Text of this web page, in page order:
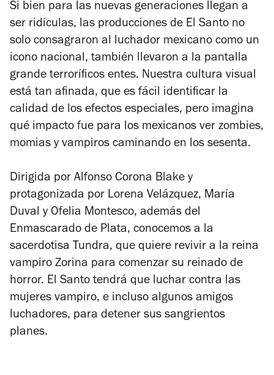
Si bien para las nuevas generaciones llegan a
ser ridículas, las producciones de El Santo no
solo consagraron al luchador mexicano como un
icono nacional, también llevaron a la pantalla
grande terroríficos entes. Nuestra cultura visual
está tan afinada, que es fácil identificar la
calidad de los efectos especiales, pero imagina
qué impacto fue para los mexicanos ver zombies,
momias y vampiros caminando en los sesenta.
Dirigida por Alfonso Corona Blake y
protagonizada por Lorena Velázquez, María
Duval y Ofelia Montesco, además del
Enmascarado de Plata, conocemos a la
sacerdotisa Tundra, que quiere revivir a la reina
vampiro Zorina para comenzar su reinado de
horror. El Santo tendrá que luchar contra las
mujeres vampiro, e incluso algunos amigos
luchadores, para detener sus sangrientos
planes.